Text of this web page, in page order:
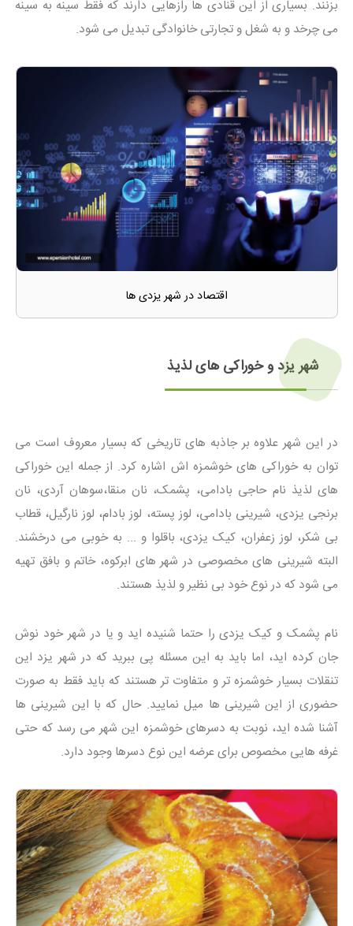
بزنند. بسیاری از این قنادی ها رازهایی دارند که فقط سینه به سینه
می چرخد و به شغل و تجارتی خانوادگی تبدیل می شود.
اقتصاد در شهر یزدی ها
شهر یزد و خوراکی های لذیذ
در این شهر علاوه بر جاذبه های تاریخی که بسیار معروف است می
توان به خوراکی های خوشمزه اش اشاره کرد. از جمله این خوراکی
های لذیذ نام حاجی بادامی، پشمک، نان منقا،سوهان آردی، نان
برنجی یزدی، شیرینی بادامی، لوز پسته، لوز بادام، لوز نارگیل، قطاب
بی ‌شکر، لوز زعفران، کیک یزدی، باقلوا و ... به خوبی می درخشند.
البته شیرینی های مخصوصی در شهر های ابرکوه، خاتم و بافق تهیه
می شود که در نوع خود بی نظیر و لذیذ هستند.
نام پشمک و کیک یزدی را حتما شنیده اید و یا در شهر خود نوش
جان کرده اید، اما باید به این مسئله پی ببرید که در شهر یزد این
تنقلات بسیار خوشمزه تر و متفاوت تر هستند که باید فقط به صورت
حضوری از این شیرینی ها میل نمایید. حال که با این شیرینی ها
آشنا شده اید، نوبت به دسرهای خوشمزه این شهر می رسد که حتی
غرفه هایی مخصوص برای عرضه این نوع دسرها وجود دارد.